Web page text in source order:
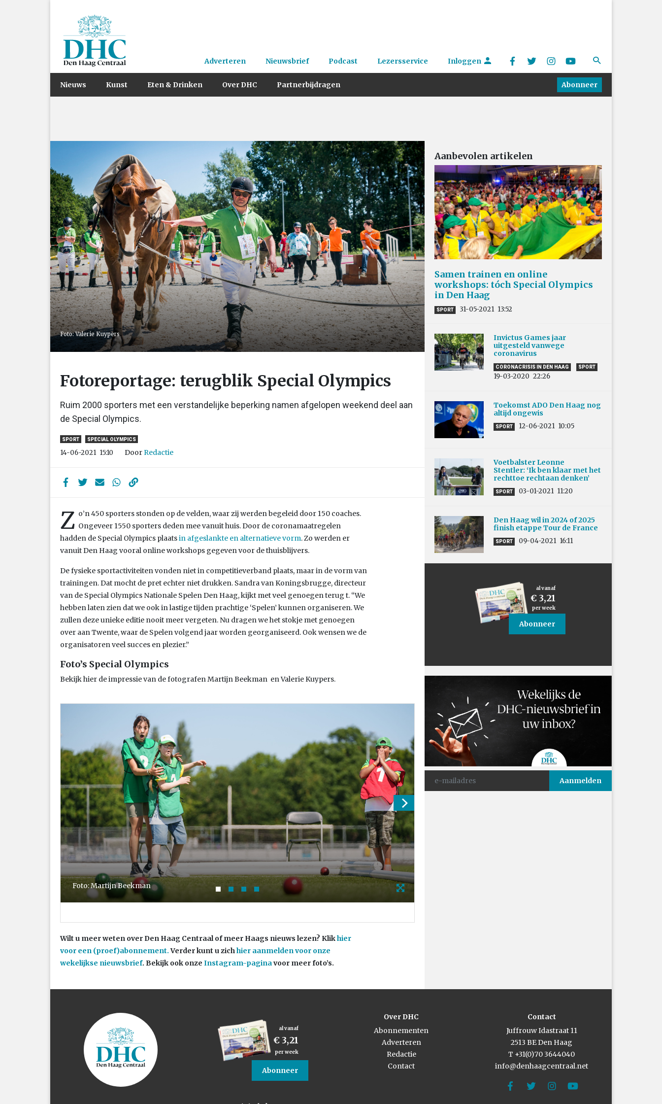
Adverteren Nieuwsbrief Podcast Lezersservice Inloggen
Nieuws Kunst Eten & Drinken Over DHC Partnerbijdragen Abonneer
Foto: Valerie Kuypers
Fotoreportage: terugblik Special Olympics
Ruim 2000 sporters met een verstandelijke beperking namen afgelopen weekend deel aan
de Special Olympics.
SPORT SPECIAL OLYMPICS
14-06-2021 15:10 Door Redactie
Z o’n 450 sporters stonden op de velden, waar zij werden begeleid door 150 coaches.
Ongeveer 1550 sporters deden mee vanuit huis. Door de coronamaatregelen
hadden de Special Olympics plaatsin afgeslankte en alternatieve vorm. Zo werden er
vanuit Den Haag vooral online workshops gegeven voor de thuisblijvers.
De fysieke sportactiviteiten vonden niet in competitieverband plaats, maar in de vorm van
trainingen. Dat mocht de pret echter niet drukken. Sandra van Koningsbrugge, directeur
van de Special Olympics Nationale Spelen Den Haag, kijkt met veel genoegen terug t. “We
hebben laten zien dat we ook in lastige tijden prachtige ‘Spelen’ kunnen organiseren. We
zullen deze unieke editie nooit meer vergeten. Nu dragen we het stokje met genoegen
over aan Twente, waar de Spelen volgend jaar worden georganiseerd. Ook wensen we de
organisatoren veel succes en plezier.”
Foto’s Special Olympics
Bekijk hier de impressie van de fotografen Martijn Beekman en Valerie Kuypers.
Foto: Martijn Beekman
Wilt u meer weten over Den Haag Centraal of meer Haags nieuws lezen? Klikhier
voor een (proef)abonnement.Verder kunt u zichhier aanmelden voor onze
wekelijkse nieuwsbrief. Bekijk ook onze Instagram-paginavoor meer foto’s.
Aanbevolen artikelen
Samen trainen en online
workshops: tóch Special Olympics
in Den Haag
SPORT 31-05-2021 13:52
Invictus Games jaar
uitgesteld vanwege
coronavirus
CORONACRISIS IN DEN HAAG SPORT
19-03-2020 22:26
Toekomst ADO Den Haag nog
altijd ongewis
SPORT 12-06-2021 10:05
Voetbalster Leonne
Stentler: ‘Ik ben klaar met het
rechttoe rechtaan denken’
SPORT 03-01-2021 11:20
Den Haag wil in 2024 of 2025
finish etappe Tour de France
SPORT 09-04-2021 16:11
al vanaf
€ 3,21
per week
Abonneer
al vanaf
€ 3,21
per week
Abonneer
Over DHC
Abonnementen
Adverteren
Redactie
Contact
Contact
Juffrouw Idastraat 11
2513 BE Den Haag
T +31(0)70 3644040
info@denhaagcentraal.net